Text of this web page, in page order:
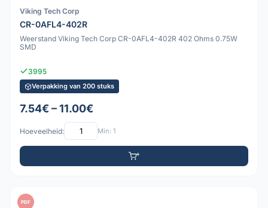
Viking Tech Corp
CR-0AFL4-402R
Weerstand Viking Tech Corp CR-0AFL4-402R 402 Ohms 0.75W
SMD
3995
Verpakking van 200 stuks
7.54€ – 11.00€
Hoeveelheid: Min: 1
PDF